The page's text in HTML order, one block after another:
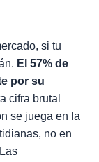
si tu
El 57% de
por su
cifra brutal
se juega en la
no en